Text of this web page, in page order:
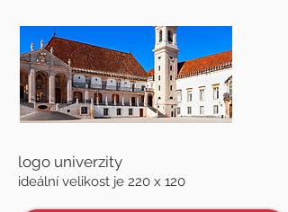
logo univerzity
ideální velikost je 220 x 120